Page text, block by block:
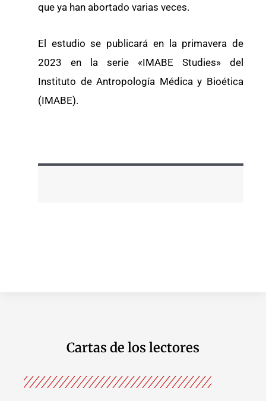
que ya han abortado varias veces.
El estudio se publicará en la primavera de
2023 en la serie «IMABE Studies» del
Instituto de Antropología Médica y Bioética
(IMABE).
Cartas de los lectores